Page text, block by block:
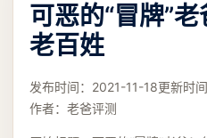
可恶的“冒牌”
老百姓
发布时间： 2021-11-18更新时间
作者： 老爸评测